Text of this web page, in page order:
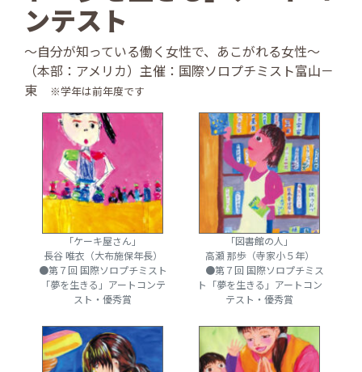
ンテスト
～自分が知っている働く女性で、あこがれる女性～
（本部：アメリカ）主催：国際ソロプチミスト富山－
東
※学年は前年度です
「ケーキ屋さん」
長谷 唯衣（大布施保年長）
●第７回 国際ソロプチミスト
「夢を生きる」アートコンテ
スト・優秀賞
「図書館の人」
高瀬 那歩（寺家小５年）
●第７回 国際ソロプチミス
ト「夢を生きる」アートコン
テスト・優秀賞